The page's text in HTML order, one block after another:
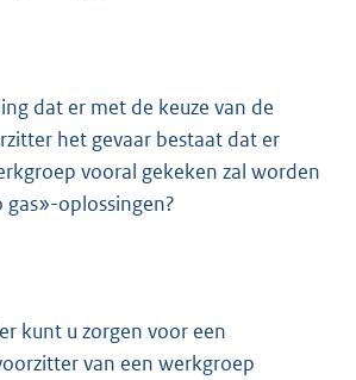
dat er met de keuze van de
het gevaar bestaat dat er
vooral gekeken zal worden
oplossingen?
kunt u zorgen voor een
van een werkgroep